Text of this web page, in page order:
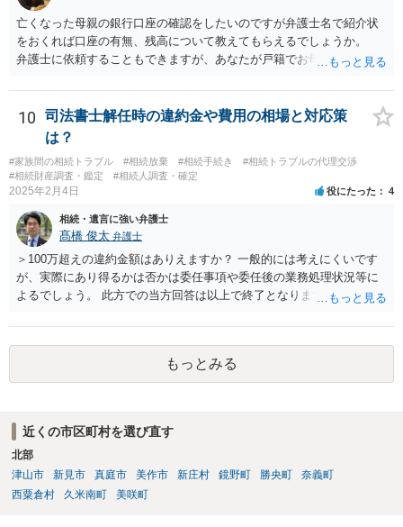
亡くなった母親の銀行口座の確認をしたいのですが弁護士名で紹介状
をおくれば口座の有無、残高について教えてもらえるでしょうか。
弁護士に依頼することもできますが、あなたが戸籍でお母さんの相続
高は教えてくれると思います。 自分ではよくわからないということ
であれば、弁護士に相談し依頼されたら良いと思います。
10
司法書士解任時の違約金や費用の相場と対応策
は？
#家族間の相続トラブル #相続放棄 #相続手続き
#相続トラブルの代理交渉
#相続財産調査・鑑定
#相続人調査・確定
2025年2月4日 役にたった 4
相続・遺言に強い弁護士
髙橋 俊太 弁護士
＞100万超えの違約金額はありえますか？ 一般的には考えにくいです
が、実際にあり得るかは否かは委任事項や委任後の業務処理状況等に
よるでしょう。 此方での当方回答は以上で終了となりますが、参考に
もっとみる
近くの市区町村を選び直す
北部
津山市
新見市 真庭市 美作市 新庄村 鏡野町 勝央町
奈義町
西粟倉村
久米南町 美咲町